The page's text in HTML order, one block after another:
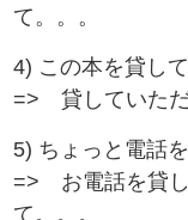
て。。。
4) この本を貸し
=> 貸していただ
5) ちょっと電話
=> お電話を貸し
て。。。